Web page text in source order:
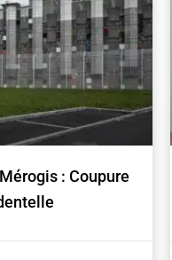
: Coupure